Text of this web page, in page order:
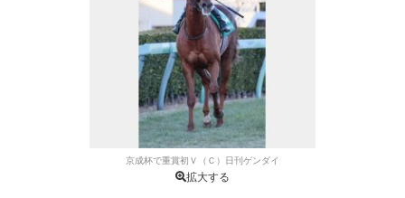
京成杯で重賞初Ｖ（Ｃ）日刊ゲンダイ
拡大する